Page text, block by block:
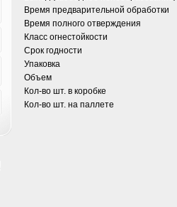
Время предварительной обработки
Время полного отверждения
Класс огнестойкости
Срок годности
Упаковка
Объем
Кол-во шт. в коробке
Кол-во шт. на паллете